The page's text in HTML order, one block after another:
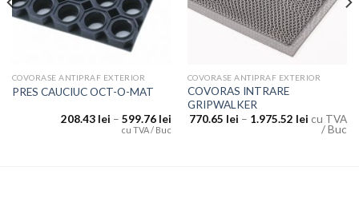
COVORASE ANTIPRAF EXTERIOR
PRES CAUCIUC OCT-O-MAT
208.43 lei –599.76 lei
cu TVA / Buc
COVORASE ANTIPRAF EXTERIOR
COVORAS INTRARE
GRIPWALKER
770.65 lei – 1.975.52 lei cu TVA
/ Buc